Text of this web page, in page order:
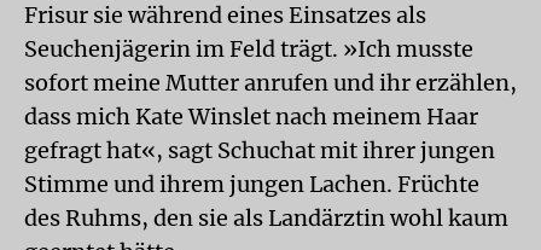
Frisur sie während eines Einsatzes als
Seuchenjägerin im Feld trägt. »Ich musste
sofort meine Mutter anrufen und ihr erzählen,
dass mich Kate Winslet nach meinem Haar
gefragt hat«, sagt Schuchat mit ihrer jungen
Stimme und ihrem jungen Lachen. Früchte
des Ruhms, den sie als Landärztin wohl kaum